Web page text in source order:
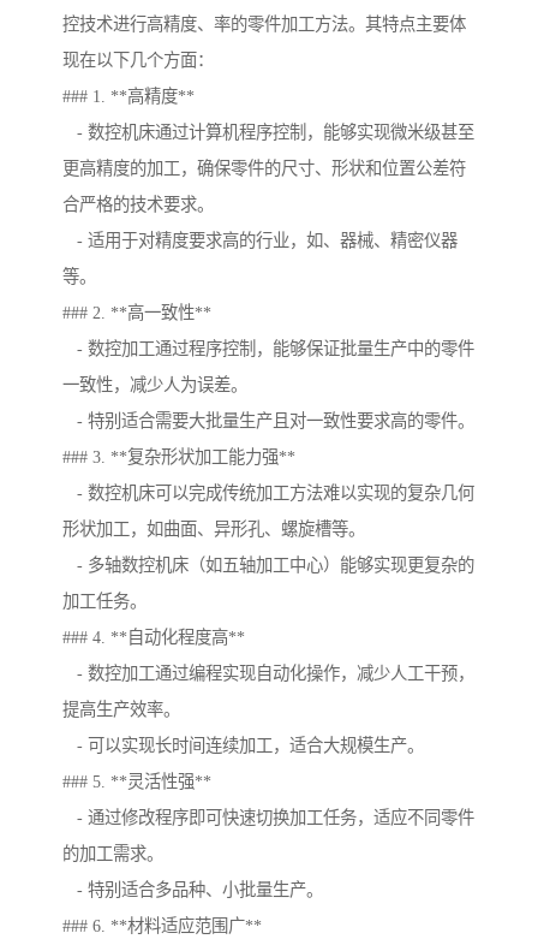
控技术进行高精度、率的零件加工方法。其特点主要体
现在以下几个方面：
### 1. **高精度**
- 数控机床通过计算机程序控制，能够实现微米级甚至
更高精度的加工，确保零件的尺寸、形状和位置公差符
合严格的技术要求。
- 适用于对精度要求高的行业，如、器械、精密仪器
等。
### 2. **高一致性**
- 数控加工通过程序控制，能够保证批量生产中的零件
一致性，减少人为误差。
- 特别适合需要大批量生产且对一致性要求高的零件。
### 3. **复杂形状加工能力强**
- 数控机床可以完成传统加工方法难以实现的复杂几何
形状加工，如曲面、异形孔、螺旋槽等。
- 多轴数控机床（如五轴加工中心）能够实现更复杂的
加工任务。
### 4. **自动化程度高**
- 数控加工通过编程实现自动化操作，减少人工干预，
提高生产效率。
- 可以实现长时间连续加工，适合大规模生产。
### 5. **灵活性强**
- 通过修改程序即可快速切换加工任务，适应不同零件
的加工需求。
- 特别适合多品种、小批量生产。
### 6. **材料适应范围广**